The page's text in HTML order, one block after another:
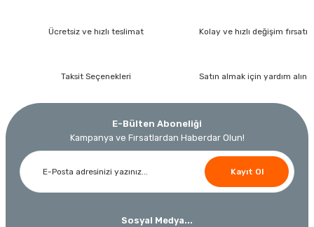
Ücretsiz ve hızlı teslimat Kolay ve hızlı değişim fırsatı
Taksit Seçenekleri Satın almak için yardım alın
E-Bülten Aboneliği
Kampanya ve Fırsatlardan Haberdar Olun!
Kayıt Ol
Sosyal Medya...